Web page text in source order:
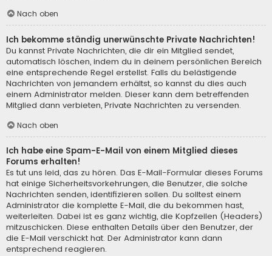
Nach oben
Ich bekomme ständig unerwünschte Private Nachrichten!
Du kannst Private Nachrichten, die dir ein Mitglied sendet,
automatisch löschen, indem du in deinem persönlichen Bereich
eine entsprechende Regel erstellst. Falls du belästigende
Nachrichten von jemandem erhältst, so kannst du dies auch
einem Administrator melden. Dieser kann dem betreffenden
Mitglied dann verbieten, Private Nachrichten zu versenden.
Nach oben
Ich habe eine Spam-E-Mail von einem Mitglied dieses
Forums erhalten!
Es tut uns leid, das zu hören. Das E-Mail-Formular dieses Forums
hat einige Sicherheitsvorkehrungen, die Benutzer, die solche
Nachrichten senden, identifizieren sollen. Du solltest einem
Administrator die komplette E-Mail, die du bekommen hast,
weiterleiten. Dabei ist es ganz wichtig, die Kopfzeilen (Headers)
mitzuschicken. Diese enthalten Details über den Benutzer, der
die E-Mail verschickt hat. Der Administrator kann dann
entsprechend reagieren.